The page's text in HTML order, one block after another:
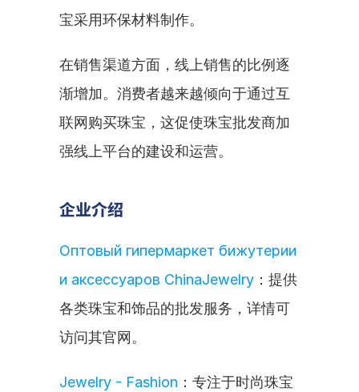
宝采用环保材料制作。
在销售渠道方面，线上销售的比例逐
渐增加。消费者越来越倾向于通过互
联网购买珠宝，这促使珠宝批发商加
强线上平台的建设和运营。
企业介绍
Оптовый гипермаркет бижутерии
и аксессуаров ChinaJewelry ：提供
各类珠宝和饰品的批发服务，详情可
访问其官网。
Jewelry - Fashion ：专注于时尚珠宝